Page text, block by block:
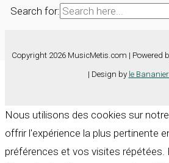
Search for:
Copyright 2026 MusicMetis.com | Powered
| Design by le
Nous utilisons des cookies sur
offrir l'expérience la plus pertinente
préférences et vos visites répétées.